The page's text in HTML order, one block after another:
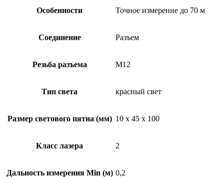
Особенности Точное измерение до 70 м
Соединение Разъем
Резьба разъема M12
Тип света красный свет
Размер светового пятна (мм) 10 x 45 x 100
Класс лазера 2
Дальность измерения Min (м) 0,2